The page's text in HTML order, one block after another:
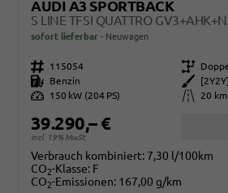
AUDI A3 SPORTBACK
sofort lieferbar Neuwagen
Fahrzeugnr. 115054 Getriebe
Kraftstoff
Benzin Außenfarbe
Leistung
150 kW (204 PS) Kilometerstand 20 km
39.290,– €
incl. 19% MwSt.
Verbrauch kombiniert: 7,30 l/100km
CO2-Klasse: F
CO2-Emissionen: 167,00 g/km